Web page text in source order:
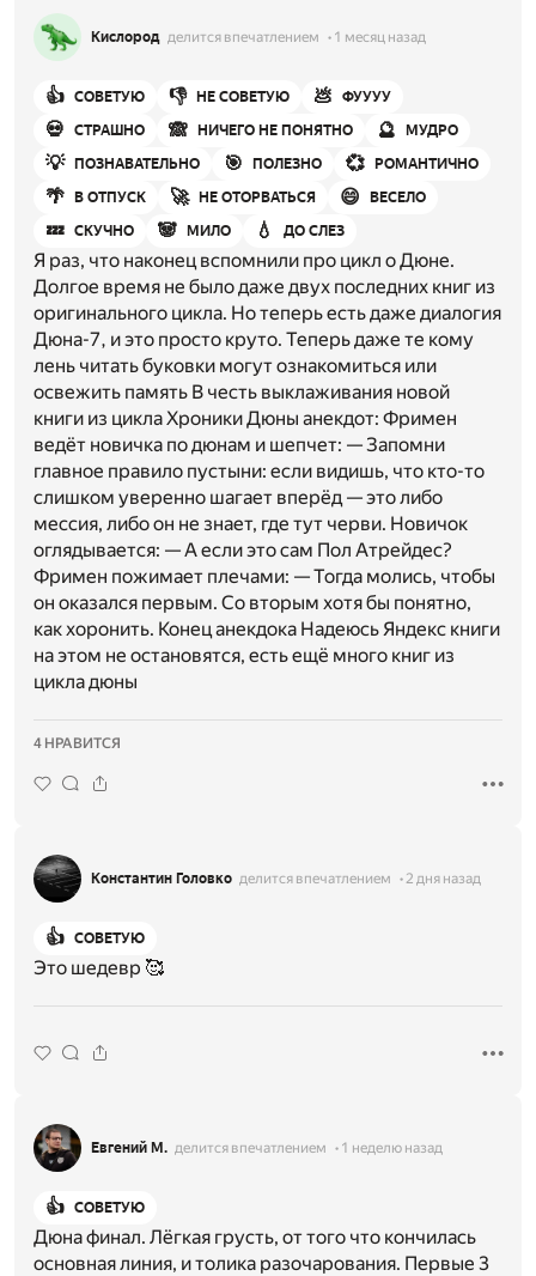
Кислород делится впечатлением 1 месяц назад
👍 СОВЕТУЮ 👎 НЕ СОВЕТУЮ 💩 ФУУУУ
💀 СТРАШНО 🙈 НИЧЕГО НЕ ПОНЯТНО 🔮 МУДРО
💡 ПОЗНАВАТЕЛЬНО 🎯 ПОЛЕЗНО 💞 РОМАНТИЧНО
🌴 В ОТПУСК 🚀 НЕ ОТОРВАТЬСЯ 😄 ВЕСЕЛО
💤 СКУЧНО 🐼 МИЛО 💧 ДО СЛЕЗ
Я раз, что наконец вспомнили про цикл о Дюне.
Долгое время не было даже двух последних книг из
оригинального цикла. Но теперь есть даже диалогия
Дюна-7, и это просто круто. Теперь даже те кому
лень читать буковки могут ознакомиться или
освежить память В честь выклаживания новой
книги из цикла Хроники Дюны анекдот: Фримен
ведёт новичка по дюнам и шепчет: — Запомни
главное правило пустыни: если видишь, что кто-то
слишком уверенно шагает вперёд — это либо
мессия, либо он не знает, где тут черви. Новичок
оглядывается: — А если это сам Пол Атрейдес?
Фримен пожимает плечами: — Тогда молись, чтобы
он оказался первым. Со вторым хотя бы понятно,
как хоронить. Конец анекдока Надеюсь Яндекс книги
на этом не остановятся, есть ещё много книг из
цикла дюны
4 НРАВИТСЯ
Константин Головко делится впечатлением 2 дня назад
👍 СОВЕТУЮ
Это шедевр 🥰
Евгений М. делится впечатлением 1 неделю назад
👍 СОВЕТУЮ
Дюна финал. Лёгкая грусть, от того что кончилась
основная линия, и толика разочарования. Первые 3